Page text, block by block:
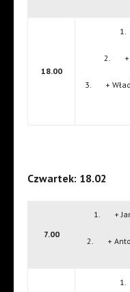
18.00
1.
2. +
3. +
Czwartek: 18.02
7.00
1. +
2. +
1.